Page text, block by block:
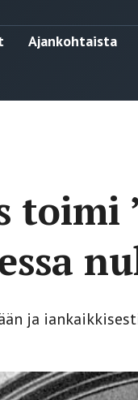
Ajankohtaista
ja